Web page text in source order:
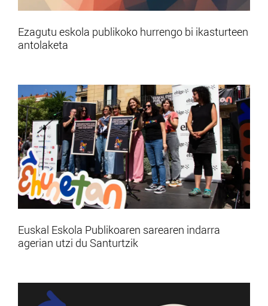
Ezagutu eskola publikoko hurrengo bi ikasturteen
antolaketa
Euskal Eskola Publikoaren sarearen indarra
agerian utzi du Santurtzik